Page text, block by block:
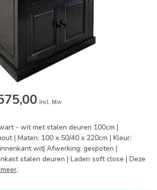
Incl. btw
- wit met stalen deuren 100cm |
| Maten: 100 x 50/40 x 220cm | Kleur:
wit| Afwerking: gespoten |
stalen deuren | Laden soft close | Deze
.